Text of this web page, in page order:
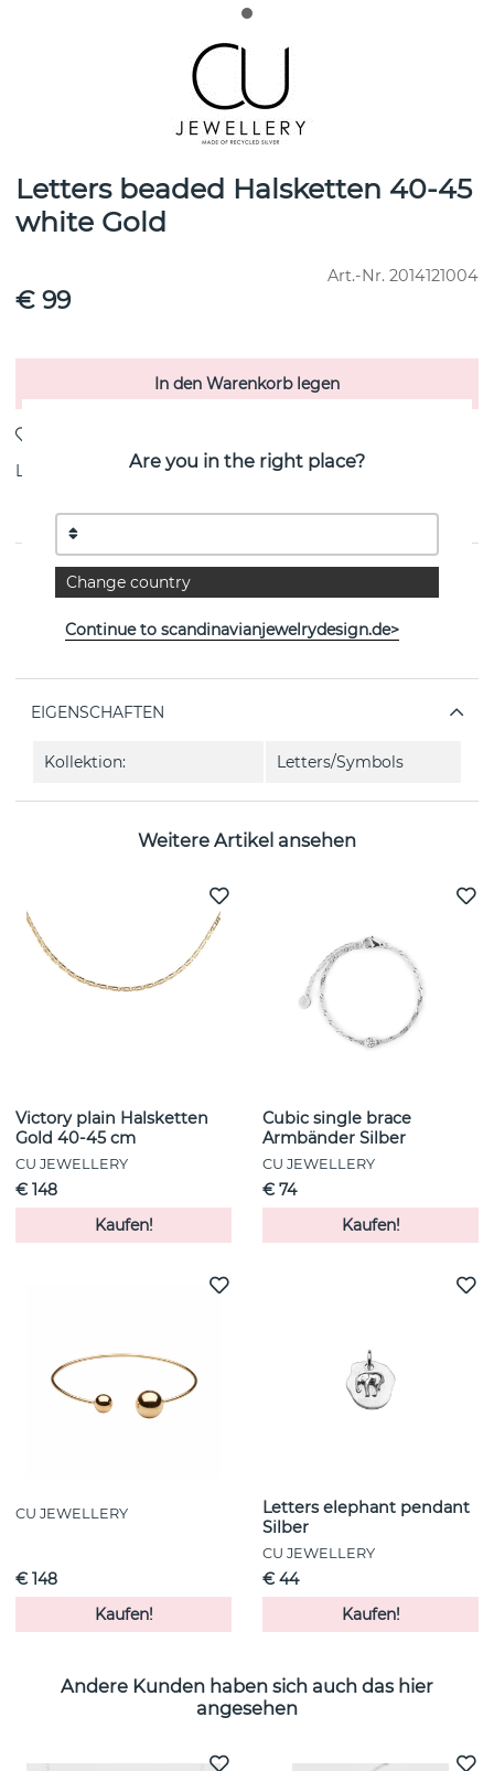
Letters beaded Halsketten 40-45
white Gold
Art.-Nr. 2014121004
€ 99
In den Warenkorb legen
Lieferung: Lagerware
PRODUKTBESCHREIBUNG
Silber/vergoldet 40-45 cm von der schwedischen Marke
EIGENSCHAFTEN
Kollektion: Letters/Symbols
Weitere Artikel ansehen
Victory plain Halsketten
Gold 40-45 cm
CU JEWELLERY
€ 148
Kaufen!
Cubic single brace
Armbänder Silber
CU JEWELLERY
€ 74
Kaufen!
CU JEWELLERY
€ 148
Kaufen!
Letters elephant pendant
Silber
CU JEWELLERY
€ 44
Kaufen!
Andere Kunden haben sich auch das hier
angesehen
Are you in the right place?
Change country
Continue to scandinavianjewelrydesign.de>